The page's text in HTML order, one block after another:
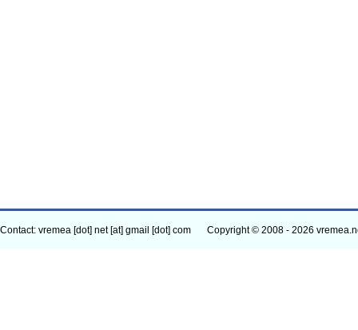
Contact: vremea [dot] net [at] gmail [dot] com Copyright © 2008 - 2026